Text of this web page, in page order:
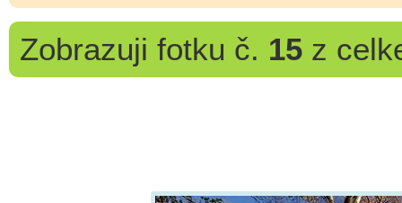
Zobrazuji fotku č. 15z